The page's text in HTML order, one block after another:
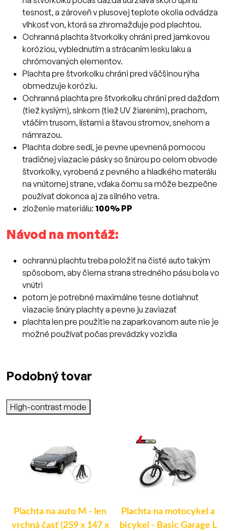
tesnosť, a zároveň v plusovej teplote okolia odvádza
vlhkosť von, ktorá sa zhromažďuje pod plachtou.
Ochranná plachta štvorkolky chráni pred jamkovou
koróziou, vyblednutím a strácaním lesku laku a
chrómovaných elementov.
Plachta pre štvorkolku chráni pred väčšinou rýha
obmedzuje koróziu.
Ochranná plachta pre štvorkolku chráni pred dažďom
(tiež kyslým), slnkom (tiež UV žiarením), prachom,
vtáčím trusom, lístami a šťavou stromov, snehom a
námrazou.
Plachta dobre sedí, je pevne upevnená pomocou
tradičnej viazacie pásky so šnúrou po celom obvode
štvorkolky, vyrobená z pevného a hladkého materálu
na vnútornej strane, vďaka čomu sa môže bezpečne
používať dokonca aj za silného vetra.
zloženie materiálu: 100% PP
Návod na montáž:
ochrannú plachtu treba položiť na čisté auto takým
spôsobom, aby čierna strana stredného pásu bola vo
vnútri
potom je potrebné maximálne tesne dotiahnuť
viazacie šnúry plachty a pevne ju zaviazať
plachta len pre použitie na zaparkovanom aute nie je
možné používať počas prevádzky vozidla
Podobný tovar
High-contrast mode
Plachta na auto M - len
vrchná časť (259 x 147 x
Plachta na motocykel a
bicykel - Basic Garage L